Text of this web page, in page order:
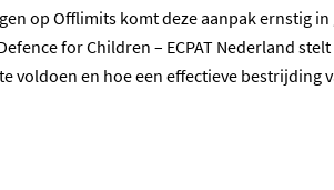
op Offlimits komt deze aanpak ernstig
for Children – ECPAT Nederland
en hoe een effectieve bestrijding